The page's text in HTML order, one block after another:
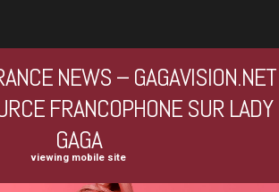
NEWS – GAGAVISION.NET
FRANCOPHONE SUR LADY
GAGA
viewing mobile site